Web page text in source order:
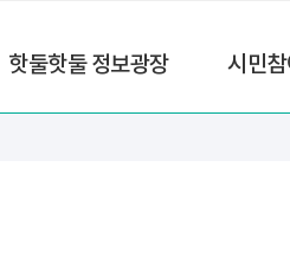
핫둘핫둘 정보광장 시민